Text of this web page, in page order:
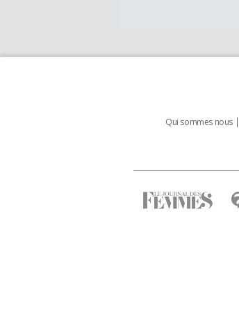
Qui sommes nous